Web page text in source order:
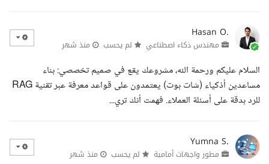
Hasan O.
مهندس ذكاء اصطناعي لم يحسب منذ شهر
السلام عليكم ورحمة الله، مشروعك يقع في صميم تخصصي: بناء
مساعدين أذكياء (شات بوت) يعتمدون على قواعد معرفة عبر تقنية RAG
للرد بدقة على أسئلة العملاء. فهمت أنك تري...
Yumna S.
مطور واجهات أمامية لم يحسب منذ شهر